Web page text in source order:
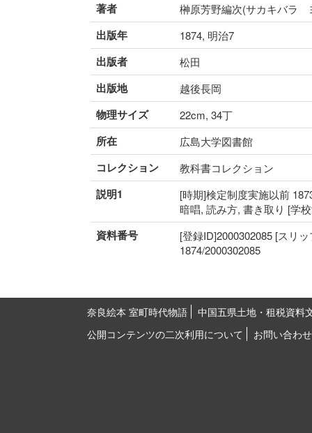
著者 榊原芳野編次(サカキバラ
出版年 1874, 明治7
出版者 松田
出版地 越後長岡
物理サイズ 22cm, 34丁
所在 広島大学図書館
コレクション 教科書コレクション
説明1
[時期]検定制度実施以前
暗唱, 読み方, 書き取り [学
資料番号
[登録ID]2000302085 [スリ
1874/2000302085
奈良絵本 室町時代物語
中国五県土地・租税資料
公開コンテンツの二次利用について
お問い合わせ